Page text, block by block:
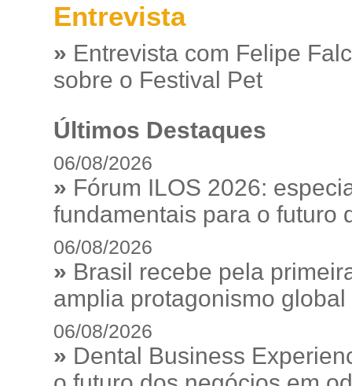
Entrevista
» Entrevista com Felipe
sobre o Festival Pet
Últimos Destaques
06/08/2026
» Fórum ILOS 2026:
fundamentais para o futuro
06/08/2026
» Brasil recebe pela
amplia protagonismo
06/08/2026
» Dental Business